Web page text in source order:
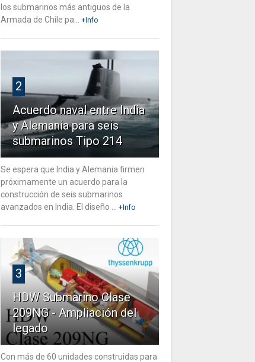
los submarinos más antiguos de la
Armada de Chile pa...
+Info
2
Acuerdo naval entre India
y Alemania para seis
submarinos Tipo 214
Se espera que India y Alemania firmen
próximamente un acuerdo para la
construcción de seis submarinos
avanzados en India. El diseño ...
+Info
3
HDW Submarino Clase
209NG - Ampliación del
legado
Con más de 60 unidades construidas para